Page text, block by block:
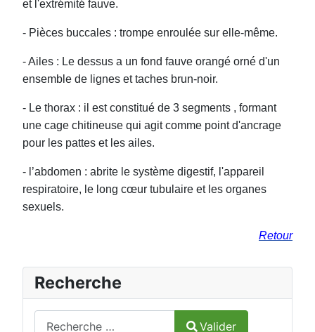
et l'extrémité fauve.
- Pièces buccales : trompe enroulée sur elle-même.
- Ailes : Le dessus a un fond fauve orangé orné d'un
ensemble de lignes et taches brun-noir.
- Le thorax : il est constitué de 3 segments , formant
une cage chitineuse qui agit comme point d'ancrage
pour les pattes et les ailes.
- l’abdomen : abrite le système digestif, l'appareil
respiratoire, le long cœur tubulaire et les organes
sexuels.
Retour
Recherche
Valider